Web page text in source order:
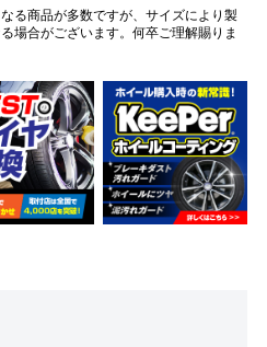
る商品が多数ですが、サイズにより製
場合がございます。何卒ご理解賜りま